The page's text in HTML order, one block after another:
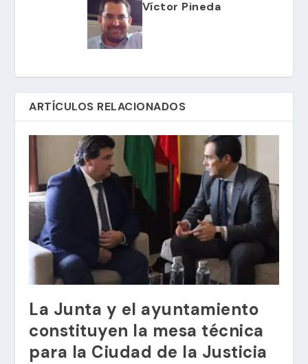
Víctor Pineda
ARTÍCULOS RELACIONADOS
La Junta y el ayuntamiento
constituyen la mesa técnica
para la Ciudad de la Justicia